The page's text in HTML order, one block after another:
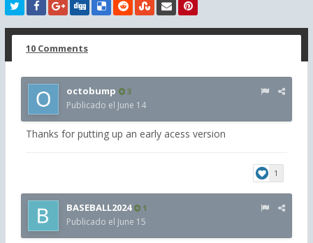
10 Comments
octobump 3
Publicado el June 14
Thanks for putting up an early acess version
1
BASEBALL2024 1
Publicado el June 15